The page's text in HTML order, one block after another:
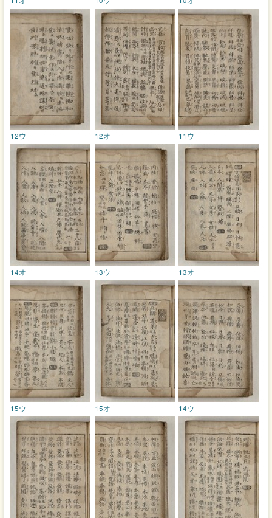
11ウ
12オ
12ウ
13オ
13ウ
14オ
14ウ
15オ
15ウ